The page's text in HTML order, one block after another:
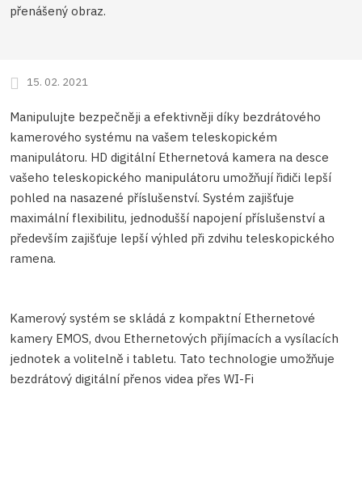
přenášený obraz.
15. 02. 2021
Manipulujte bezpečněji a efektivněji díky bezdrátového
kamerového systému na vašem teleskopickém
manipulátoru. HD digitální Ethernetová kamera na desce
vašeho teleskopického manipulátoru umožňují řidiči lepší
pohled na nasazené příslušenství. Systém zajišťuje
maximální flexibilitu, jednodušší napojení příslušenství a
především zajišťuje lepší výhled při zdvihu teleskopického
ramena.
Kamerový systém se skládá z kompaktní Ethernetové
kamery EMOS, dvou Ethernetových přijímacích a vysílacích
jednotek a volitelně i tabletu. Tato technologie umožňuje
bezdrátový digitální přenos videa přes WI-Fi